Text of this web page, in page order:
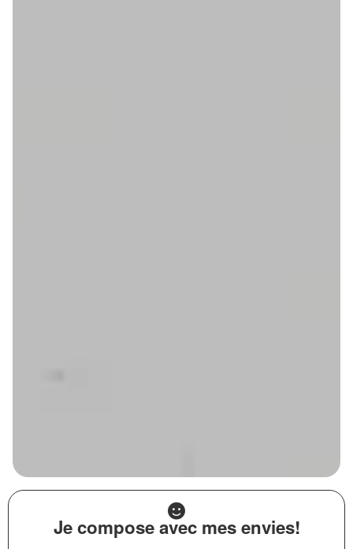
Je compose avec mes envies!